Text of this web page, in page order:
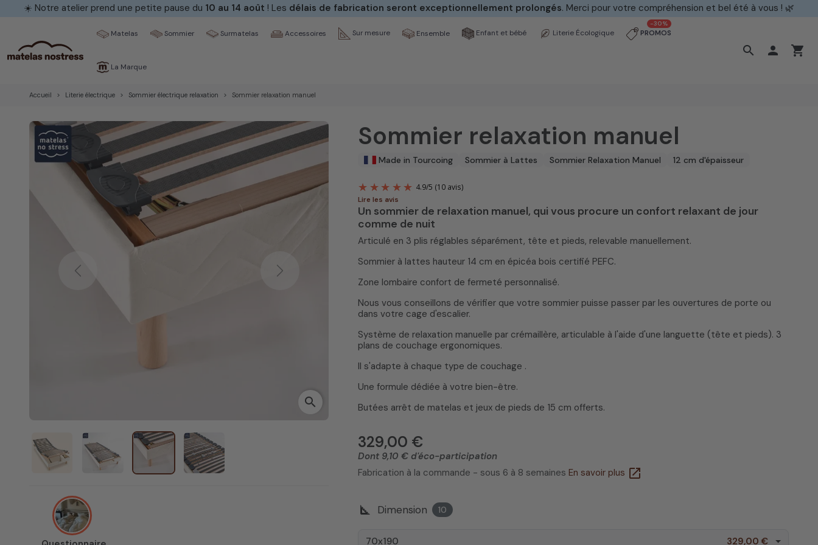
☀️ Notre atelier prend une petite pause du 10 au 14 août ! Les délais de fabrication seront exceptionnellement prolongés. Merci pour votre compréhension et bel été à vous ! 🌿
Matelas Sommier Surmatelas Accessoires Sur mesure Ensemble Enfant et bébé Literie Écologique PROMOS
-30%
La Marque
search  shopping_cart
Accueil Literie électrique Sommier électrique relaxation Sommier relaxation manuel
Previous Next
search
Sommier relaxation manuel
(10 avis)
Made in Tourcoing Sommier à Lattes Sommier Relaxation Manuel 12 cm d'épaisseur
Lire les avis
Un sommier de relaxation manuel, qui vous procure un confort relaxant de jour
comme de nuit
Articulé en 3 plis réglables séparément, tête et pieds, relevable manuellement.
Sommier à lattes hauteur 14 cm en épicéa bois certifié PEFC.
Zone lombaire confort de fermeté personnalisé.
Nous vous conseillons de vérifier que votre sommier puisse passer par les ouvertures de porte ou
dans votre cage d'escalier.
Système de relaxation manuelle par crémaillère, articulable à l'aide d'une languette (tête et pieds). 3
plans de couchage ergonomiques.
Il s'adapte à chaque type de couchage .
Une formule dédiée à votre bien-être.
Butées arrêt de matelas et jeux de pieds de 15 cm offerts.
329,00 €
Dont 9,10 € d'éco-participation
Fabrication à la commande - sous 6 à 8 semaines En savoir plus open_in_new
square_foot Dimension 10
70x190 329,00 €